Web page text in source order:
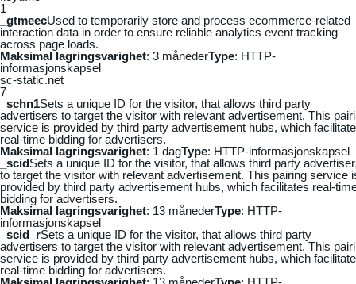
1
_gtmeecUsed to temporarily store and process ecommerce-related
interaction data in order to ensure reliable analytics event tracking
across page loads.
Maksimal lagringsvarighet: 3 månederType: HTTP-
informasjonskapsel
sc-static.net
7
_schn1Sets a unique ID for the visitor, that allows third party
advertisers to target the visitor with relevant advertisement. This
service is provided by third party advertisement hubs, which
real-time bidding for advertisers.
Maksimal lagringsvarighet: 1 dagType: HTTP-informasjonskapsel
_scidSets a unique ID for the visitor, that allows third party
to target the visitor with relevant advertisement. This pairing service
provided by third party advertisement hubs, which facilitates real-
bidding for advertisers.
Maksimal lagringsvarighet: 13 månederType: HTTP-
informasjonskapsel
_scid_rSets a unique ID for the visitor, that allows third party
advertisers to target the visitor with relevant advertisement. This
service is provided by third party advertisement hubs, which
real-time bidding for advertisers.